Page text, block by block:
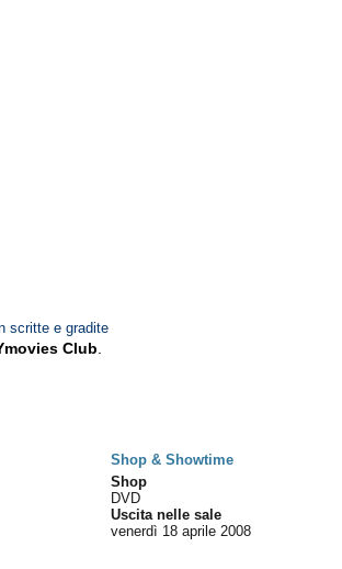
scritte e gradite
Club
Shop & Showtime
Shop
DVD
Uscita nelle sale
venerdì 18 aprile 2008